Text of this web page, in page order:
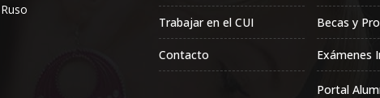
Ruso
Trabajar en el CUI
Contacto
Becas y
Exámenes
Portal